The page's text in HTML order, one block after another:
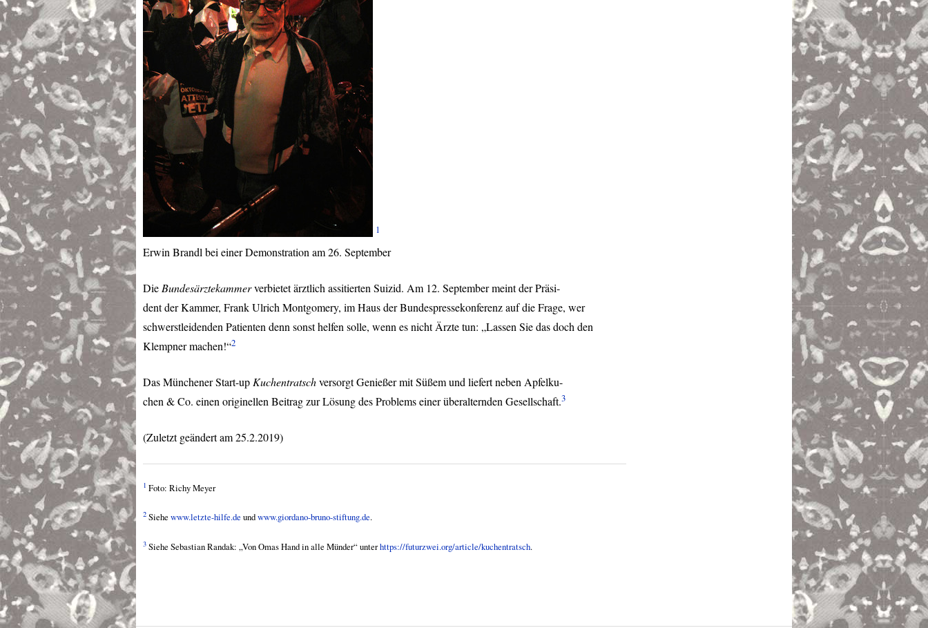
1
Erwin Brandl bei einer Demonstration am 26. September
Die Bundesärztekammerverbietet ärztlich assitierten Suizid. Am 12. September meint der Präsi-
dent der Kammer, Frank Ulrich Montgomery, im Haus der Bundespressekonferenz auf die Frage, wer
schwerstleidenden Patienten denn sonst helfen solle, wenn es nicht Ärzte tun: „Lassen Sie das doch den
Klempner machen!“2
Das Münchener Start-up Kuchentratschversorgt Genießer mit Süßem und liefert neben Apfelku-
chen & Co. einen originellen Beitrag zur Lösung des Problems einer überalternden Gesellschaft.3
(Zuletzt geändert am 25.2.2019)
1 Foto: Richy Meyer
2 Siehe www.letzte-hilfe.de undwww.giordano-bruno-stiftung.de.
3 Siehe Sebastian Randak: „Von Omas Hand in alle Münder“ unterhttps://futurzwei.org/article/kuchentratsch.